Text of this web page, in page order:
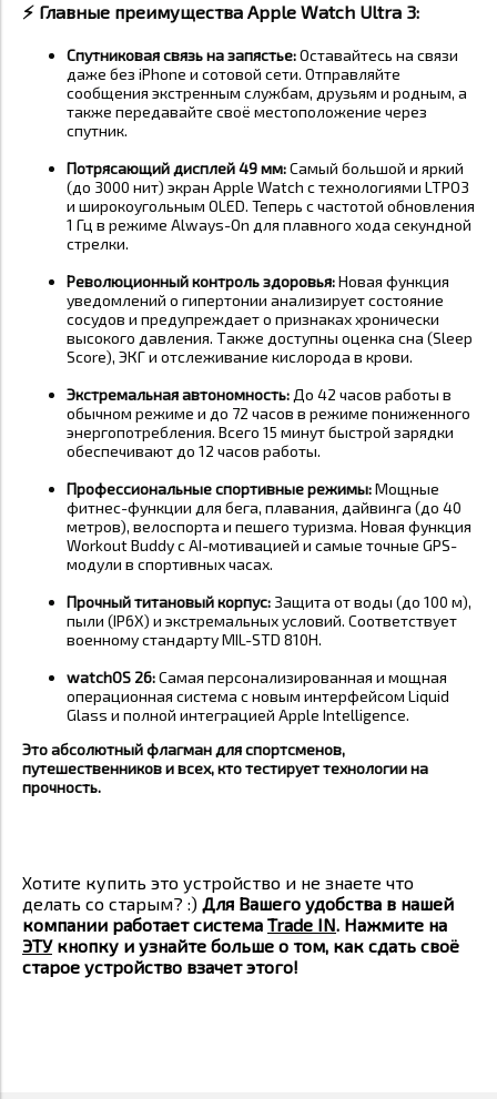
⚡️ Главные преимущества Apple Watch Ultra 3:
Спутниковая связь на запястье:Оставайтесь на связи
даже без iPhone и сотовой сети. Отправляйте
сообщения экстренным службам, друзьям и родным, а
также передавайте своё местоположение через
спутник.
Потрясающий дисплей 49 мм:Самый большой и яркий
(до 3000 нит) экран Apple Watch с технологиями LTPO3
и широкоугольным OLED. Теперь с частотой обновления
1 Гц в режиме Always-On для плавного хода секундной
стрелки.
Революционный контроль здоровья:Новая функция
уведомлений о гипертонии анализирует состояние
сосудов и предупреждает о признаках хронически
высокого давления. Также доступны оценка сна (Sleep
Score), ЭКГ и отслеживание кислорода в крови.
Экстремальная автономность: До 42 часов работы в
обычном режиме и до 72 часов в режиме пониженного
энергопотребления. Всего 15 минут быстрой зарядки
обеспечивают до 12 часов работы.
Профессиональные спортивные режимы:Мощные
фитнес-функции для бега, плавания, дайвинга (до 40
метров), велоспорта и пешего туризма. Новая функция
Workout Buddy с AI-мотивацией и самые точные GPS-
модули в спортивных часах.
Прочный титановый корпус: Защита от воды (до 100 м),
пыли (IP6X) и экстремальных условий. Соответствует
военному стандарту MIL-STD 810H.
watchOS 26:Самая персонализированная и мощная
операционная система с новым интерфейсом Liquid
Glass и полной интеграцией Apple Intelligence.
Это абсолютный флагман для спортсменов,
путешественников и всех, кто тестирует технологии на
прочность.
Хотите купить это устройство и не знаете что
делать со старым? :) Для Вашего удобства в нашей
компании работает система Trade IN. Нажмите на
ЭТУкнопку и узнайте больше о том, как сдать своё
старое устройство взачет этого!